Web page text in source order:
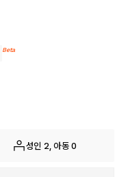
Beta
성인 2, 아동 0